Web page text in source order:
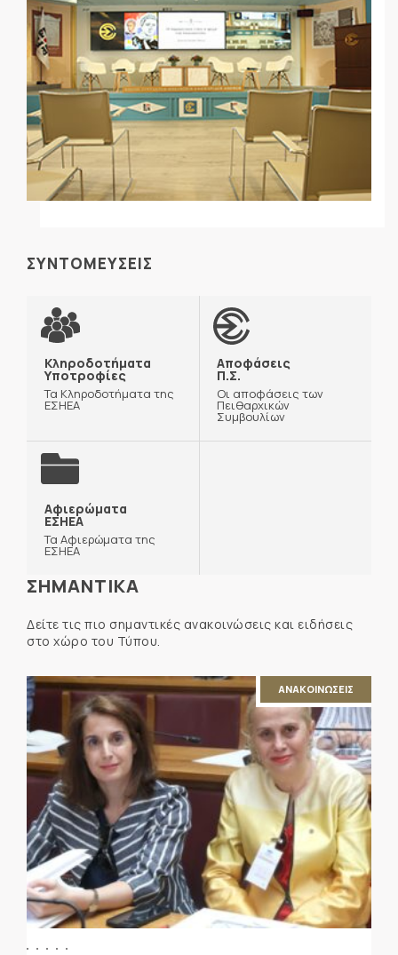
ΣΥΝΤΟΜΕΥΣΕΙΣ
Κληροδοτήματα
Υποτροφίες
Τα Κληροδοτήματα της
ΕΣΗΕΑ
Αποφάσεις
Π.Σ.
Οι αποφάσεις των
Πειθαρχικών
Συμβουλίων
Αφιερώματα
ΕΣΗΕΑ
Τα Αφιερώματα της
ΕΣΗΕΑ
ΣΗΜΑΝΤΙΚΑ
Δείτε τις πιο σημαντικές ανακοινώσεις και ειδήσεις
στο χώρο του Τύπου.
ΑΝΑΚΟΙΝΩΣΕΙΣ